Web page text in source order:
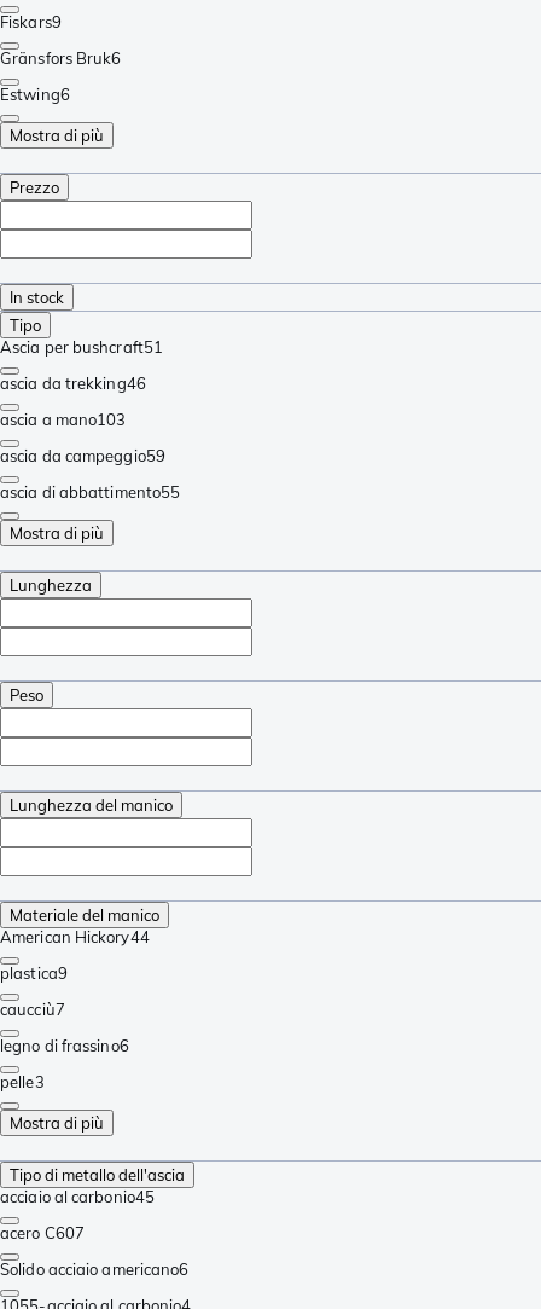
Fiskars9
Gränsfors Bruk6
Estwing6
Mostra di più
Prezzo
In stock
Tipo
Ascia per bushcraft51
ascia da trekking46
ascia a mano103
ascia da campeggio59
ascia di abbattimento55
Mostra di più
Lunghezza
Peso
Lunghezza del manico
Materiale del manico
American Hickory44
plastica9
caucciù7
legno di frassino6
pelle3
Mostra di più
Tipo di metallo dell'ascia
acciaio al carbonio45
acero C607
Solido acciaio americano6
1055-acciaio al carbonio4